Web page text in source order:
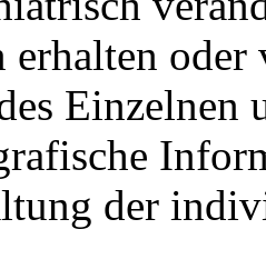
erhalten oder
der